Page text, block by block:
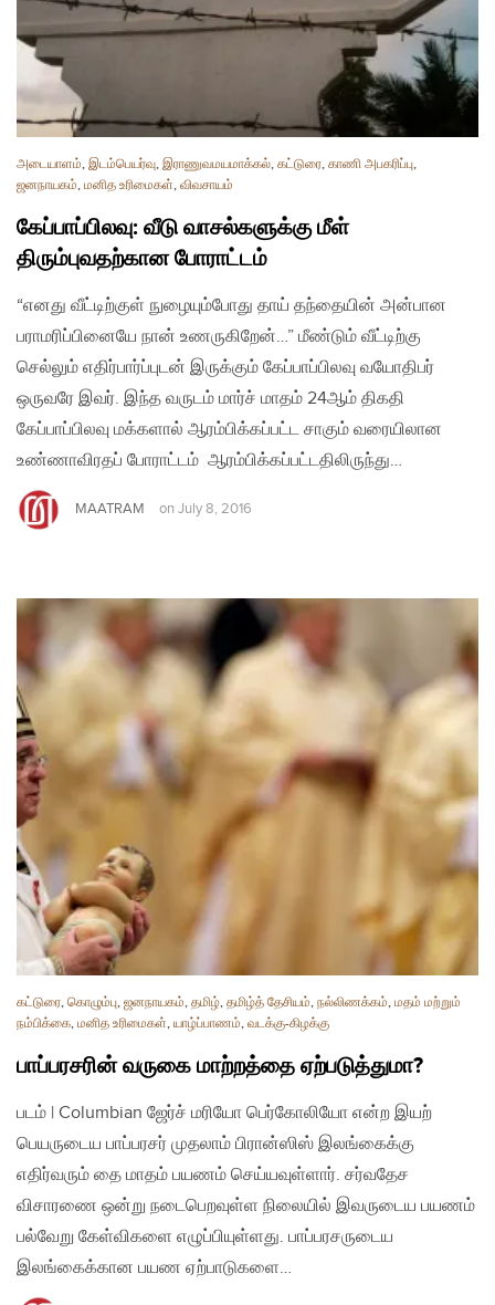
அடையாளம், இடம்பெயர்வு, இராணுவமயமாக்கல், கட்டுரை, காணி அபகரிப்பு,
ஜனநாயகம், மனித உரிமைகள், விவசாயம்
கேப்பாப்பிலவு: வீடு வாசல்களுக்கு மீள்
திரும்புவதற்கான போராட்டம்
“எனது வீட்டிற்குள் நுழையும்போது தாய் தந்தையின் அன்பான
பராமரிப்பினையே நான் உணருகிறேன்…” மீண்டும் வீட்டிற்கு
செல்லும் எதிர்பார்ப்புடன் இருக்கும் கேப்பாப்பிலவு வயோதிபர்
ஒருவரே இவர். இந்த வருடம் மார்ச் மாதம் 24ஆம் திகதி
கேப்பாப்பிலவு மக்களால் ஆரம்பிக்கப்பட்ட சாகும் வரையிலான
உண்ணாவிரதப் போராட்டம் ஆரம்பிக்கப்பட்டதிலிருந்து…
MAATRAM on July 8, 2016
கட்டுரை, கொழும்பு, ஜனநாயகம், தமிழ், தமிழ்த் தேசியம், நல்லிணக்கம், மதம் மற்றும்
நம்பிக்கை, மனித உரிமைகள், யாழ்ப்பாணம், வடக்கு-கிழக்கு
பாப்பரசரின் வருகை மாற்றத்தை ஏற்படுத்துமா?
படம் | Columbian ஜேர்ச் மரியோ பெர்கோலியோ என்ற இயற்
பெயருடைய பாப்பரசர் முதலாம் பிரான்ஸிஸ் இலங்கைக்கு
எதிர்வரும் தை மாதம் பயணம் செய்யவுள்ளார். சர்வதேச
விசாரணை ஒன்று நடைபெறவுள்ள நிலையில் இவருடைய பயணம்
பல்வேறு கேள்விகளை எழுப்பியுள்ளது. பாப்பரசருடைய
இலங்கைக்கான பயண ஏற்பாடுகளை…